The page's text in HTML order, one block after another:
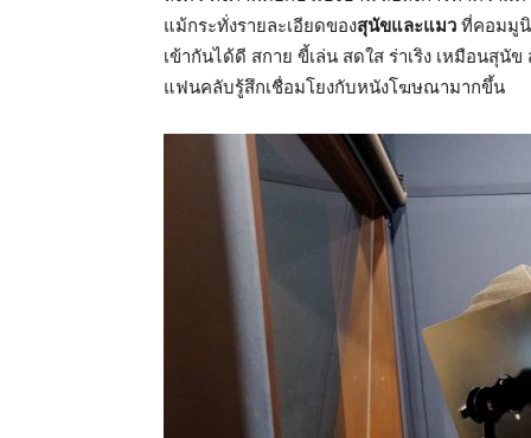
แม้กระทั่งรายละเอียดของสุนัขและแมว ที่คอมมู
เข้ากันได้ดี สกาย ขี้เล่น สดใส ร่าเริง เหมือนสุ
แฟนคลับรู้สึกเชื่อมโยงกับหนังโฆษณามากขึ้น